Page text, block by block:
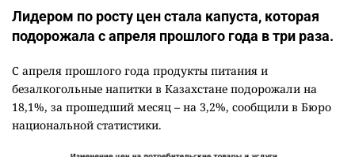
Лидером по росту цен стала капуста, которая
подорожала с апреля прошлого года в три раза.
С апреля прошлого года продукты питания и
безалкогольные напитки в Казахстане подорожали на
18,1%, за прошедший месяц – на 3,2%, сообщили в Бюро
национальной статистики.